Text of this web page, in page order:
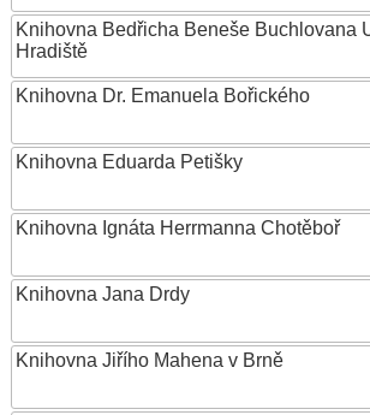
Knihovna Bedřicha Beneše Buchlovana
Hradiště
Knihovna Dr. Emanuela Bořického
Knihovna Eduarda Petišky
Knihovna Ignáta Herrmanna Chotěboř
Knihovna Jana Drdy
Knihovna Jiřího Mahena v Brně